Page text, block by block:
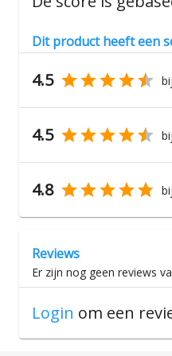
Dit product heeft een
4.5 bij
4.5 bij
4.8 bij
Reviews
Er zijn nog geen reviews
Login om een